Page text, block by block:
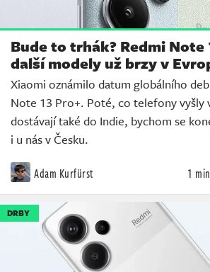
Bude to trhák? Redmi Note
další modely už brzy v
Xiaomi oznámilo datum globálního
Note 13 Pro+. Poté, co telefony vyšly
dostávají také do Indie, bychom se
i u nás v Česku.
Adam Kurfürst 1
DRBY